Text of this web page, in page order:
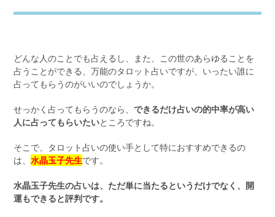
どんな人のことでも占えるし、また、この世のあらゆることを
占うことができる、万能のタロット占いですが、いったい誰に
占ってもらうのがいいのでしょうか。
せっかく占ってもらうのなら、できるだけ占いの的中率が高い
人に占ってもらいたいところですね。
そこで、タロット占いの使い手として特におすすめできるの
は、水晶玉子先生です。
水晶玉子先生の占いは、ただ単に当たるというだけでなく、開
運もできると評判です。